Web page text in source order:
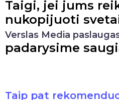
Taigi, jei jums
nukopijuoti
Verslas Media
padarysime
Taip pat